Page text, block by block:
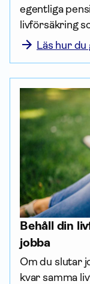
egentliga
livförsäkring
Läs hur
Behåll din
jobba
Om du slutar
kvar samma